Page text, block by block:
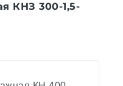
КНЗ 300-1,5-